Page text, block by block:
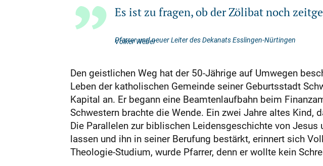
Es ist zu fragen, ob der Zölibat noch
Volker Weber
Pfarrer und neuer Leiter des Dekanats Esslingen-Nürtingen
Den geistlichen Weg hat der 50-Jährige auf Umwegen
Leben der katholischen Gemeinde seiner Geburtsstadt
Kapital an. Er begann eine Beamtenlaufbahn beim
Schwestern brachte die Wende. Ein zwei Jahre altes Kind,
Die Parallelen zur biblischen Leidensgeschichte von
lassen und ihn in seiner Berufung bestärkt, erinnert sich
Theologie-Studium, wurde Pfarrer, denn er wollte kein